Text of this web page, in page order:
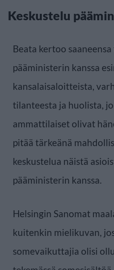
Keskustelu
Beata kertoo
pääministerin kanssa
kansalaisaloitteista,
tilanteesta ja huolista,
ammattilaiset olivat
pitää tärkeänä
keskustelua näistä
pääministerin kanssa.
Helsingin Sanomat
kuitenkin mielikuvan,
somevaikuttajia olisi